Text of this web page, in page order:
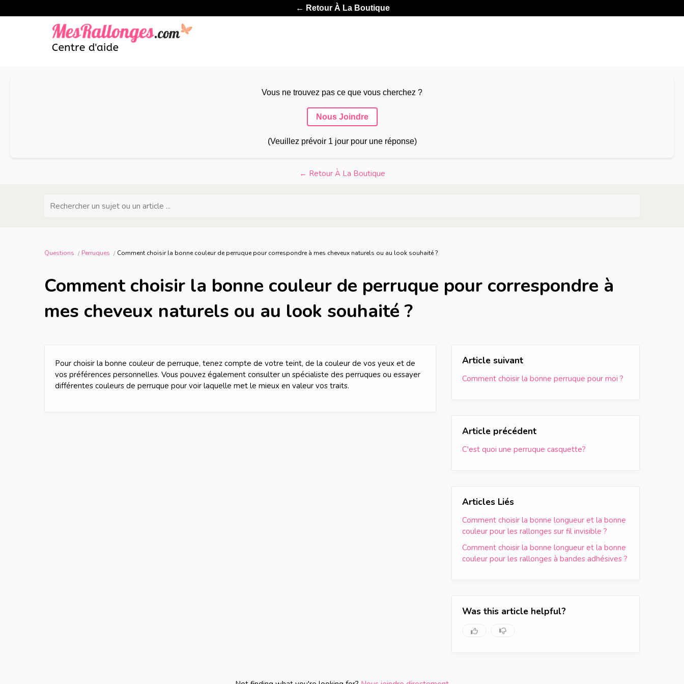
← Retour À La Boutique
Vous ne trouvez pas ce que vous cherchez ?
Nous Joindre
(Veuillez prévoir 1 jour pour une réponse)
← Retour À La Boutique
Rechercher un sujet ou un article ...
Questions Perruques Comment choisir la bonne couleur de perruque pour correspondre à mes cheveux naturels ou au look souhaité ?
Comment choisir la bonne couleur de perruque pour correspondre à
mes cheveux naturels ou au look souhaité ?
Pour choisir la bonne couleur de perruque, tenez compte de votre teint, de la couleur de vos yeux et de
vos préférences personnelles. Vous pouvez également consulter un spécialiste des perruques ou essayer
différentes couleurs de perruque pour voir laquelle met le mieux en valeur vos traits.
Article suivant
Comment choisir la bonne perruque pour moi ?
Article précédent
C'est quoi une perruque casquette?
Articles Liés
Comment choisir la bonne longueur et la bonne
couleur pour les rallonges sur fil invisible ?
Comment choisir la bonne longueur et la bonne
couleur pour les rallonges à bandes adhésives ?
Was this article helpful?